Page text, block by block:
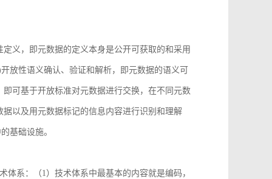
义，即元数据的定义本身是公开可获取的和采用
放性语义确认、验证和解析，即元数据的语义可
可基于开放标准对元数据进行交换，在不同元数
以及用元数据标记的信息内容进行识别和理解
基础设施。
系：（1）技术体系中最基本的内容就是编码，